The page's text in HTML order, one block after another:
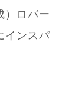
）ロバー
インスパ